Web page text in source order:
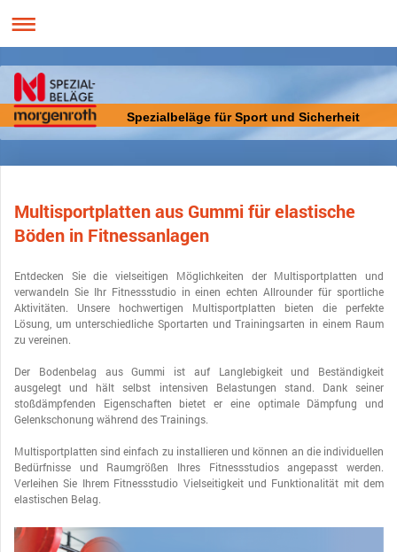
Spezialbeläge für Sport und Sicherheit
Multisportplatten aus Gummi für elastische
Böden in Fitnessanlagen
Entdecken Sie die vielseitigen Möglichkeiten der Multisportplatten und
verwandeln Sie Ihr Fitnessstudio in einen echten Allrounder für sportliche
Aktivitäten. Unsere hochwertigen Multisportplatten bieten die perfekte
Lösung, um unterschiedliche Sportarten und Trainingsarten in einem Raum
zu vereinen.
Der Bodenbelag aus Gummi ist auf Langlebigkeit und Beständigkeit
ausgelegt und hält selbst intensiven Belastungen stand. Dank seiner
stoßdämpfenden Eigenschaften bietet er eine optimale Dämpfung und
Gelenkschonung während des Trainings.
Multisportplatten sind einfach zu installieren und können an die individuellen
Bedürfnisse und Raumgrößen Ihres Fitnessstudios angepasst werden.
Verleihen Sie Ihrem Fitnessstudio Vielseitigkeit und Funktionalität mit dem
elastischen Belag.